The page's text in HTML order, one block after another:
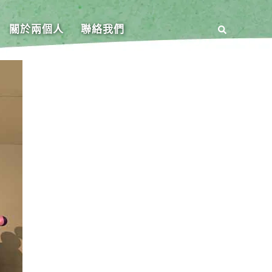
關於兩個人 聯絡我們